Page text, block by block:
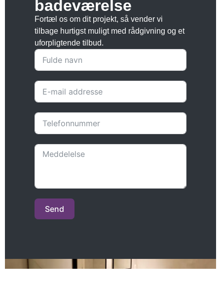
badeværelse
Fortæl os om dit projekt, så vender vi
tilbage hurtigst muligt med rådgivning og et
uforpligtende tilbud.
Send